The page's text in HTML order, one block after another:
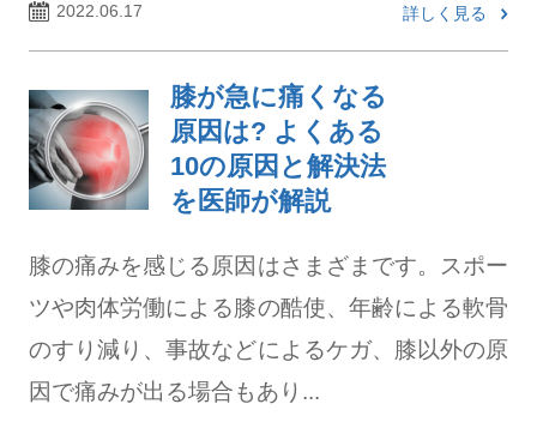
2022.06.17 詳しく見る
膝が急に痛くなる
原因は? よくある
10の原因と解決法
を医師が解説
膝の痛みを感じる原因はさまざまです。スポー
ツや肉体労働による膝の酷使、年齢による軟骨
のすり減り、事故などによるケガ、膝以外の原
因で痛みが出る場合もあり...